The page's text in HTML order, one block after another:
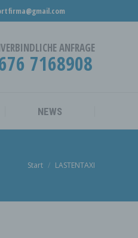
ANFRAGE
7168908
NEWS
Sie befinden sich hier:
Start LASTENTAXI